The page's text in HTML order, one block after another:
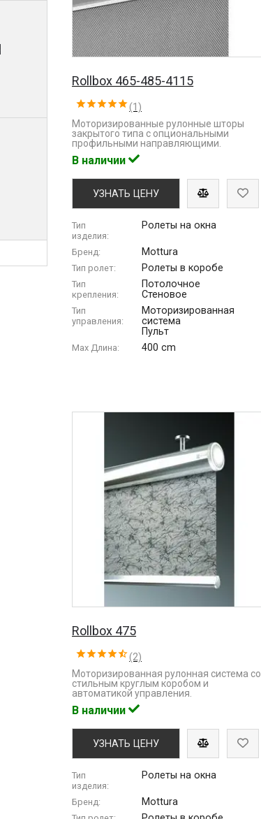
Rollbox 465-485-4115
(1)
Моторизированные рулонные шторы
закрытого типа с опциональными
профильными направляющими.
В наличии
УЗНАТЬ ЦЕНУ
Тип
изделия:
Ролеты на окна
Бренд: Mottura
Тип ролет: Ролеты в коробе
Тип
крепления:
Потолочное
Стеновое
Тип
управления:
Моторизированная
система
Пульт
Max Длина: 400 cm
Rollbox 475
(2)
Моторизированная рулонная система со
стильным круглым коробом и
автоматикой управления.
В наличии
УЗНАТЬ ЦЕНУ
Тип
изделия:
Ролеты на окна
Бренд: Mottura